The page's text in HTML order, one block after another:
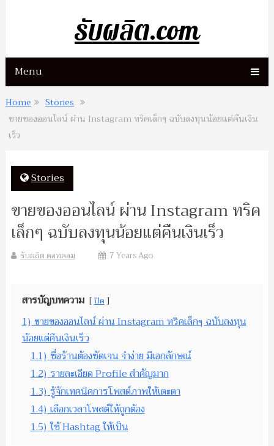
รับผลิต.com
Menu
Home
Stories
ขายของออนไลน์ ผ่าน Instagram ทริคเล็กๆ ฉบับลงทุนน้อยแต่คืนเงิน
เร็ว
Stories
ขายของออนไลน์ ผ่าน Instagram ทริค
เล็กๆ ฉบับลงทุนน้อยแต่คืนเงินเร็ว
รับผลิต ดอทคอม 7 Years Ago
สารบัญบทความ ปิด
1) ขายของออนไลน์ ผ่าน Instagram ทริคเล็กๆ ฉบับลงทุน
น้อยแต่คืนเงินเร็ว
1.1) ชื่อร้านต้องชัดเจน จำง่าย มีเอกลักษณ์
1.2) รายละเอียด Profile สำคัญมาก
1.3) รู้จักเทคนิคการโพสต์ภาพให้เตะตา
1.4) เลือกเวลาโพสต์ให้ถูกต้อง
1.5) ใช้ Hashtag ให้เป็น